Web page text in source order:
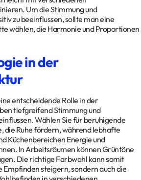
Um die Stimmung und
zu beeinflussen, sollte man eine
wählen, die Harmonie und Proportionen
in der
entscheidende Rolle in der
tiefgreifend Stimmung und
Wählen Sie für beruhigende
die Ruhe fördern, während lebhafte
Küchenbereichen Energie und
In Arbeitsräumen können Grüntöne
Die richtige Farbwahl kann somit
Empfinden steigern, sondern auch die